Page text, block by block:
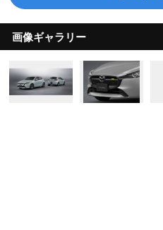
画像ギャラリー